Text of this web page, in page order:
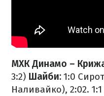
МХК Динамо –
3:2) Шайби: 1:0
Наливайко), 2:02.